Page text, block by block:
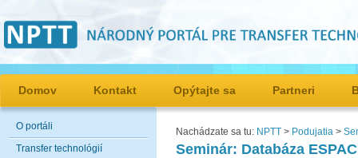
Domov Kontakt Opýtajte sa Partneri
O portáli
Transfer technológií
Nachádzate sa tu: NPTT > Podujatia >
Seminár: Databáza